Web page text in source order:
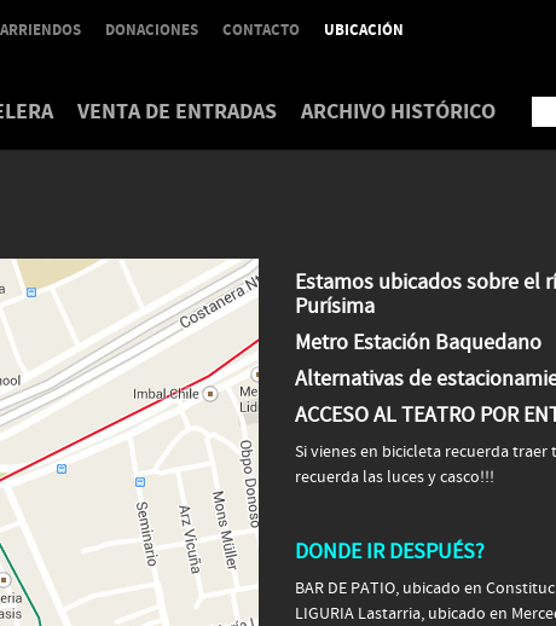
ARRIENDOS DONACIONES CONTACTO UBICACIÓN
VENTA DE ENTRADAS ARCHIVO HISTÓRICO
Estamos ubicados sobre el
Purísima
Metro Estación Baquedano
Alternativas de
ACCESO AL TEATRO POR
Si vienes en bicicleta recuerda
recuerda las luces y casco!!!
DONDE IR DESPUÉS?
BAR DE PATIO, ubicado en
LIGURIA Lastarria, ubicado en